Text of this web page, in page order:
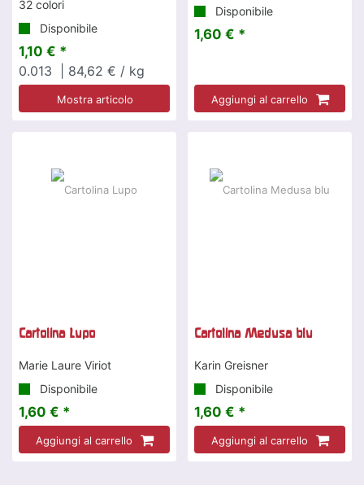
32 colori
Disponibile
1,10 € *
0.013
| 84,62 € / kg
Mostra articolo
Disponibile
1,60 € *
Aggiungi al carrello
Cartolina Lupo
Marie Laure Viriot
Disponibile
1,60 € *
Aggiungi al carrello
Cartolina Medusa blu
Karin Greisner
Disponibile
1,60 € *
Aggiungi al carrello